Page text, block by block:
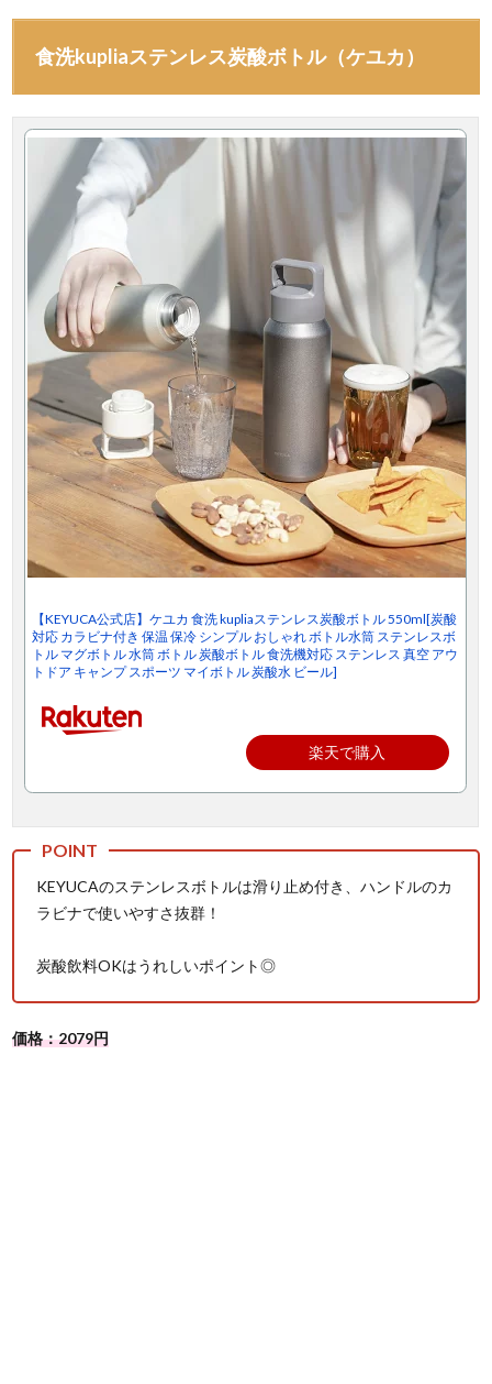
食洗kupliaステンレス炭酸ボトル（ケユカ）
【KEYUCA公式店】ケユカ 食洗 kupliaステンレス炭酸ボトル 550ml[炭酸
対応 カラビナ付き 保温 保冷 シンプル おしゃれ ボトル水筒 ステンレスボ
トル マグボトル 水筒 ボトル 炭酸ボトル 食洗機対応 ステンレス 真空 アウ
トドア キャンプ スポーツ マイボトル 炭酸水 ビール]
楽天で購入
KEYUCAのステンレスボトルは滑り止め付き、ハンドルのカ
ラビナで使いやすさ抜群！
炭酸飲料OKはうれしいポイント◎
価格：2079円